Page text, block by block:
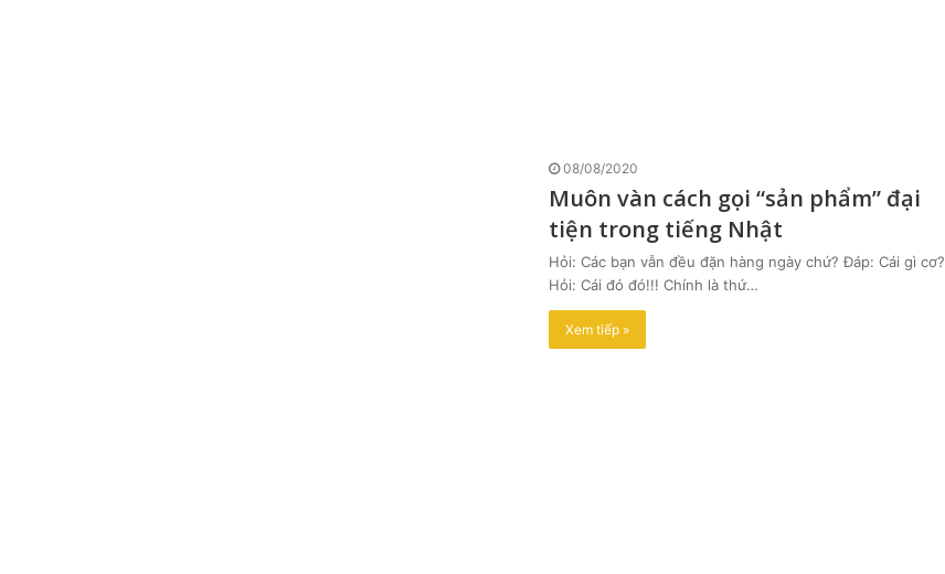
08/08/2020
Muôn vàn cách gọi “sản phẩm” đại
tiện trong tiếng Nhật
Hỏi: Các bạn vẫn đều đặn hàng ngày chứ? Đáp: Cái gì cơ?
Hỏi: Cái đó đó!!! Chính là thứ…
Xem tiếp »